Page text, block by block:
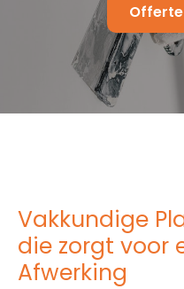
Vakkundige
die zorgt voor
Afwerking